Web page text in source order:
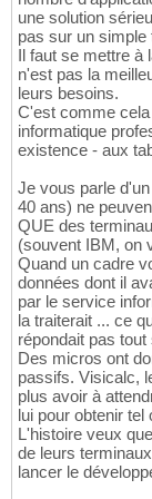
une solution
pas sur un simple
Il faut se mettre à
n'est pas la
leurs besoins.
C'est comme
informatique
existence - aux
Je vous parle
40 ans) ne
QUE des
(souvent IBM, on
Quand un cadre
données dont il
par le service
la traiterait ... ce
répondait pas
Des micros ont
passifs. Visicalc,
plus avoir à
lui pour obtenir tel
L'histoire veux
de leurs
lancer le